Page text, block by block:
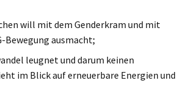
will mit dem Genderkram und mit
Bewegung ausmacht;
leugnet und darum keinen
im Blick auf erneuerbare Energien und